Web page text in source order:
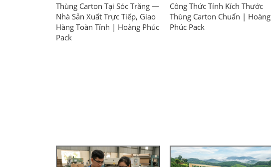
Thùng Carton Tại Sóc Trăng —
Nhà Sản Xuất Trực Tiếp, Giao
Hàng Toàn Tỉnh | Hoàng Phúc
Pack
Công Thức Tính Kích Thước
Thùng Carton Chuẩn | Hoàng
Phúc Pack